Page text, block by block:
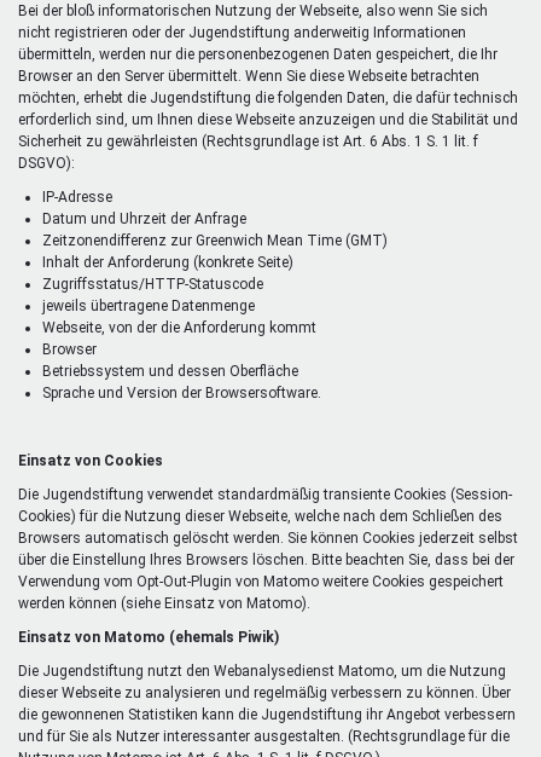
Bei der bloß informatorischen Nutzung der Webseite, also wenn Sie sich
nicht registrieren oder der Jugendstiftung anderweitig Informationen
übermitteln, werden nur die personenbezogenen Daten gespeichert, die Ihr
Browser an den Server übermittelt. Wenn Sie diese Webseite betrachten
möchten, erhebt die Jugendstiftung die folgenden Daten, die dafür technisch
erforderlich sind, um Ihnen diese Webseite anzuzeigen und die Stabilität und
Sicherheit zu gewährleisten (Rechtsgrundlage ist Art. 6 Abs. 1 S. 1 lit. f
DSGVO):
IP-Adresse
Datum und Uhrzeit der Anfrage
Zeitzonendifferenz zur Greenwich Mean Time (GMT)
Inhalt der Anforderung (konkrete Seite)
Zugriffsstatus/HTTP-Statuscode
jeweils übertragene Datenmenge
Webseite, von der die Anforderung kommt
Browser
Betriebssystem und dessen Oberfläche
Sprache und Version der Browsersoftware.
Einsatz von Cookies
Die Jugendstiftung verwendet standardmäßig transiente Cookies (Session-
Cookies) für die Nutzung dieser Webseite, welche nach dem Schließen des
Browsers automatisch gelöscht werden. Sie können Cookies jederzeit selbst
über die Einstellung Ihres Browsers löschen. Bitte beachten Sie, dass bei der
Verwendung vom Opt-Out-Plugin von Matomo weitere Cookies gespeichert
werden können (siehe Einsatz von Matomo).
Einsatz von Matomo (ehemals Piwik)
Die Jugendstiftung nutzt den Webanalysedienst Matomo, um die Nutzung
dieser Webseite zu analysieren und regelmäßig verbessern zu können. Über
die gewonnenen Statistiken kann die Jugendstiftung ihr Angebot verbessern
und für Sie als Nutzer interessanter ausgestalten. (Rechtsgrundlage für die